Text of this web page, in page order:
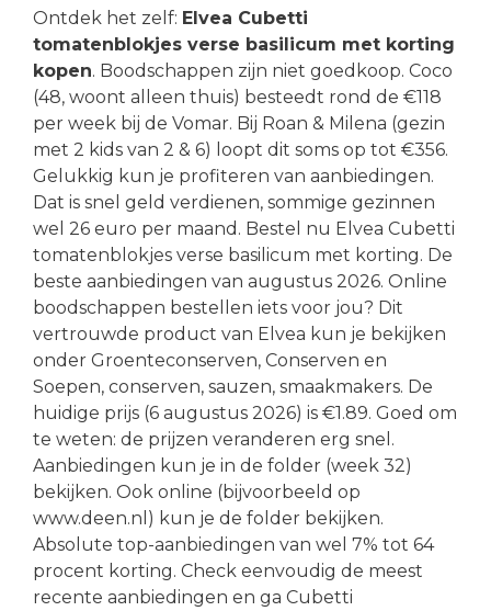
Ontdek het zelf: Elvea Cubetti
tomatenblokjes verse basilicum met korting
kopen. Boodschappen zijn niet goedkoop. Coco
(48, woont alleen thuis) besteedt rond de €118
per week bij de Vomar. Bij Roan & Milena (gezin
met 2 kids van 2 & 6) loopt dit soms op tot €356.
Gelukkig kun je profiteren van aanbiedingen.
Dat is snel geld verdienen, sommige gezinnen
wel 26 euro per maand. Bestel nu Elvea Cubetti
tomatenblokjes verse basilicum met korting. De
beste aanbiedingen van augustus 2026. Online
boodschappen bestellen iets voor jou? Dit
vertrouwde product van Elvea kun je bekijken
onder Groenteconserven, Conserven en
Soepen, conserven, sauzen, smaakmakers. De
huidige prijs (6 augustus 2026) is €1.89. Goed om
te weten: de prijzen veranderen erg snel.
Aanbiedingen kun je in de folder (week 32)
bekijken. Ook online (bijvoorbeeld op
www.deen.nl) kun je de folder bekijken.
Absolute top-aanbiedingen van wel 7% tot 64
procent korting. Check eenvoudig de meest
recente aanbiedingen en ga Cubetti